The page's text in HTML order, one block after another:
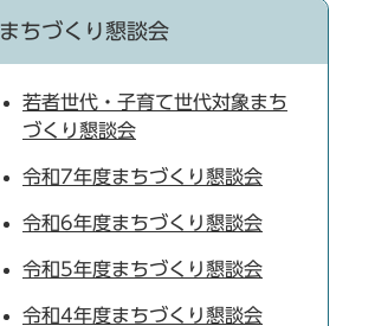
まちづくり懇談会
若者世代・子育て世代対象まち
づくり懇談会
令和7年度まちづくり懇談会
令和6年度まちづくり懇談会
令和5年度まちづくり懇談会
令和4年度まちづくり懇談会